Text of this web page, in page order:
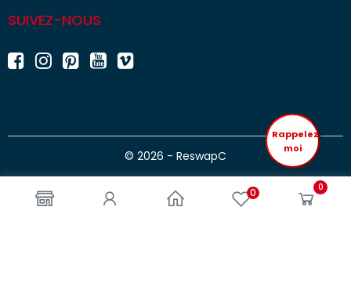
0 0
SUIVEZ-NOUS
© 2026 - ReswapC
Rappelez
moi